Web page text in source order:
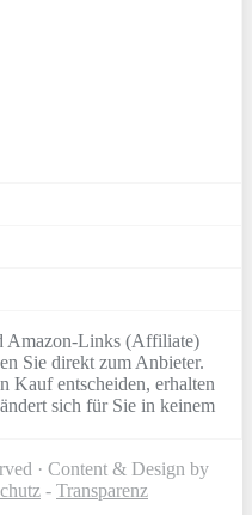
Amazon-Links (Affiliate)
Sie direkt zum Anbieter.
Kauf entscheiden, erhalten
sich für Sie in keinem
· Content & Design by
- Transparenz